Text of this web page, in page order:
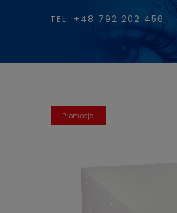
TEL: +48 792 202 456
promocja